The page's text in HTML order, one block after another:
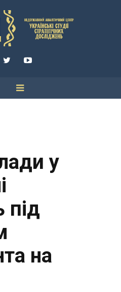
у
під
на